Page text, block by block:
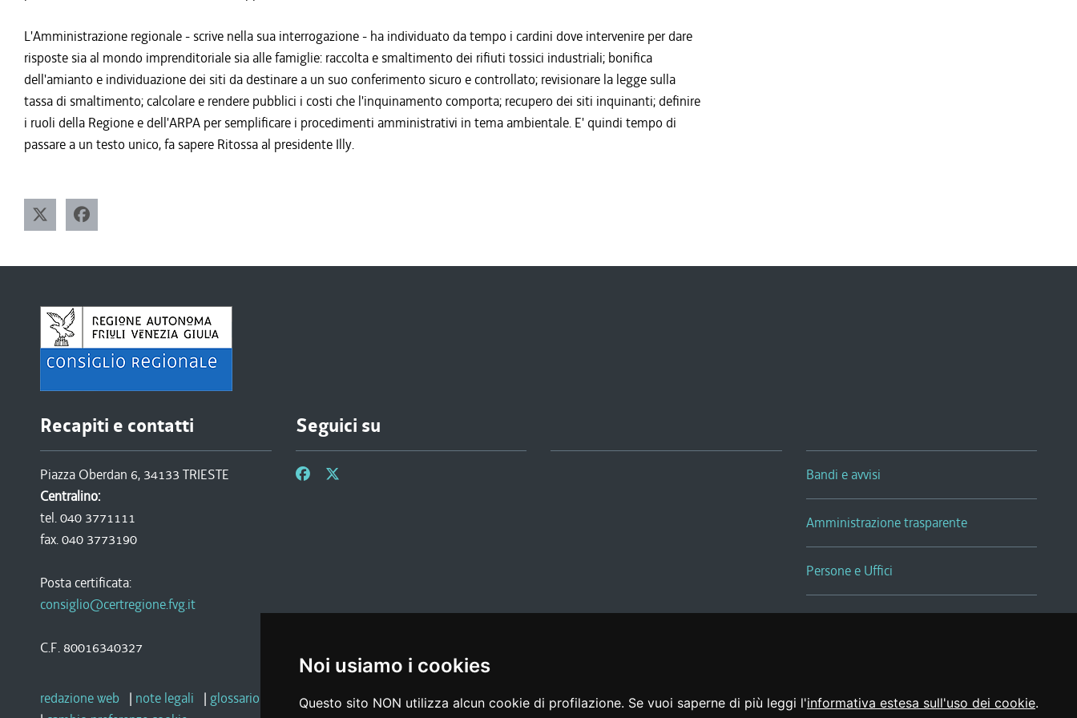
Noi usiamo i cookies
Questo sito NON utilizza alcun cookie di profilazione. Se vuoi saperne di più leggi l'informativa estesa sull'uso dei cookie.
L'Amministrazione regionale - scrive nella sua interrogazione - ha individuato da tempo i cardini dove intervenire per dare
risposte sia al mondo imprenditoriale sia alle famiglie: raccolta e smaltimento dei rifiuti tossici industriali; bonifica
dell'amianto e individuazione dei siti da destinare a un suo conferimento sicuro e controllato; revisionare la legge sulla
tassa di smaltimento; calcolare e rendere pubblici i costi che l'inquinamento comporta; recupero dei siti inquinanti; definire
i ruoli della Regione e dell'ARPA per semplificare i procedimenti amministrativi in tema ambientale. E' quindi tempo di
passare a un testo unico, fa sapere Ritossa al presidente Illy.
Recapiti e contatti
Piazza Oberdan 6, 34133 TRIESTE
Centralino:
tel. 040 3771111
fax. 040 3773190
Posta certificata:
consiglio@certregione.fvg.it
C.F. 80016340327
Seguici su
Bandi e avvisi
Amministrazione trasparente
Persone e Uffici
Sala Tiziano Tessitori
redazione web | note legali | glossario privacy |social media policy | dichiarazione di accessibilità | feedback
Realizzato da